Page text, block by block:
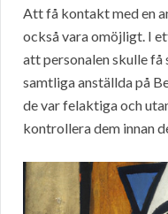
Att få kontakt med en
också vara omöjligt. I
att personalen skulle
samtliga anställda på
de var felaktiga och
kontrollera dem innan